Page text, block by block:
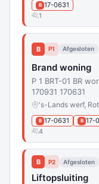
B 17-0631
1
B P1 Afgesloten
Brand woning
P 1 BRT-01 BR
170931 170631
's-Lands werf,
B 17-0631 B 17-
4
B P2 Afgesloten
Liftopsluiting